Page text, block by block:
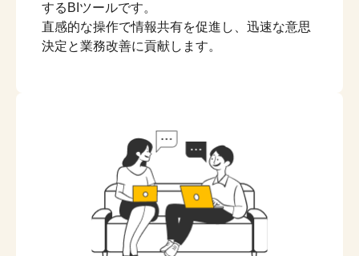
するBIツールです。
直感的な操作で情報共有を促進し、迅速な意思
決定と業務改善に貢献します。